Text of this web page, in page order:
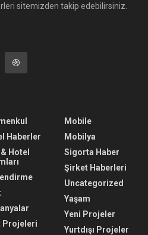
sitemizden takip edebilirsiniz.
Haberler
Hotel
Projeleri
Mobile
Mobilya
Sigorta Haber
Şirket Haberleri
Uncategorized
Yaşam
Yeni Projeler
Yurtdışı Projeler